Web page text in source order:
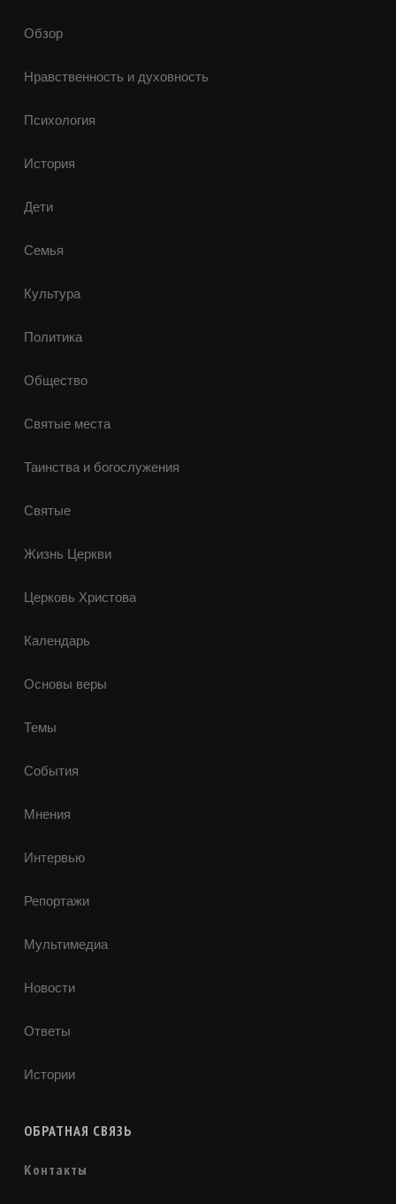
Обзор
Нравственность и духовность
Психология
История
Дети
Семья
Культура
Политика
Общество
Святые места
Таинства и богослужения
Святые
Жизнь Церкви
Церковь Христова
Календарь
Основы веры
Темы
События
Мнения
Интервью
Репортажи
Мультимедиа
Новости
Ответы
Истории
ОБРАТНАЯ СВЯЗЬ
Контакты